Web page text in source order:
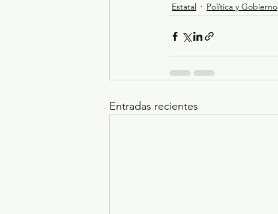
Estatal Política y Gobierno
Entradas recientes